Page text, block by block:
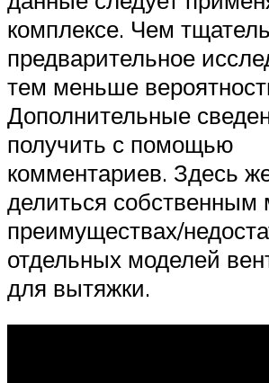
комплексе. Чем
предварительное
тем меньше
Дополнительные
получить с помощью
комментариев. Здесь
делиться
преимуществах/
отдельных моделей
для вытяжки.